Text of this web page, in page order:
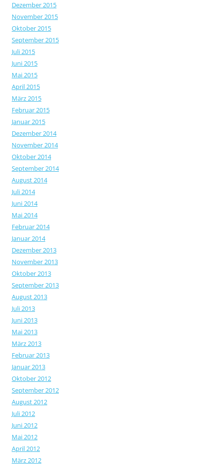
Dezember 2015
November 2015
Oktober 2015
September 2015
Juli 2015
Juni 2015
Mai 2015
April 2015
März 2015
Februar 2015
Januar 2015
Dezember 2014
November 2014
Oktober 2014
September 2014
August 2014
Juli 2014
Juni 2014
Mai 2014
Februar 2014
Januar 2014
Dezember 2013
November 2013
Oktober 2013
September 2013
August 2013
Juli 2013
Juni 2013
Mai 2013
März 2013
Februar 2013
Januar 2013
Oktober 2012
September 2012
August 2012
Juli 2012
Juni 2012
Mai 2012
April 2012
März 2012